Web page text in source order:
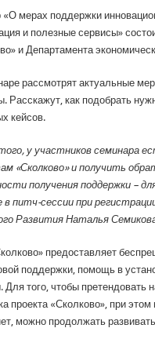
«О мерах поддержки
и полезные сервисы»
и Департамента
рассмотрят актуальные
Расскажут, как подобрать
кейсов.
у участников семинара
«Сколково» и получить
получения поддержки –
в питч-сессии при
Развития Наталья
предоставляет
поддержки, помощь в
Для того, чтобы претендовать
проекта «Сколково», при
можно продолжать